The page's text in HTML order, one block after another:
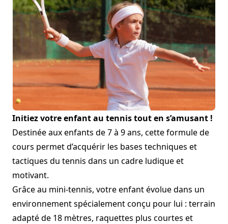
Initiez votre enfant au tennis tout en s’amusant !
Destinée aux enfants de 7 à 9 ans, cette formule de
cours permet d’acquérir les bases techniques et
tactiques du tennis dans un cadre ludique et
motivant.
Grâce au mini-tennis, votre enfant évolue dans un
environnement spécialement conçu pour lui : terrain
adapté de 18 mètres, raquettes plus courtes et